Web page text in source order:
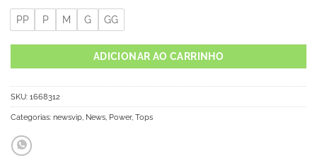
PP P M G GG
ADICIONAR AO CARRINHO
SKU: 1668312
Categorias: newsvip, News, Power, Tops